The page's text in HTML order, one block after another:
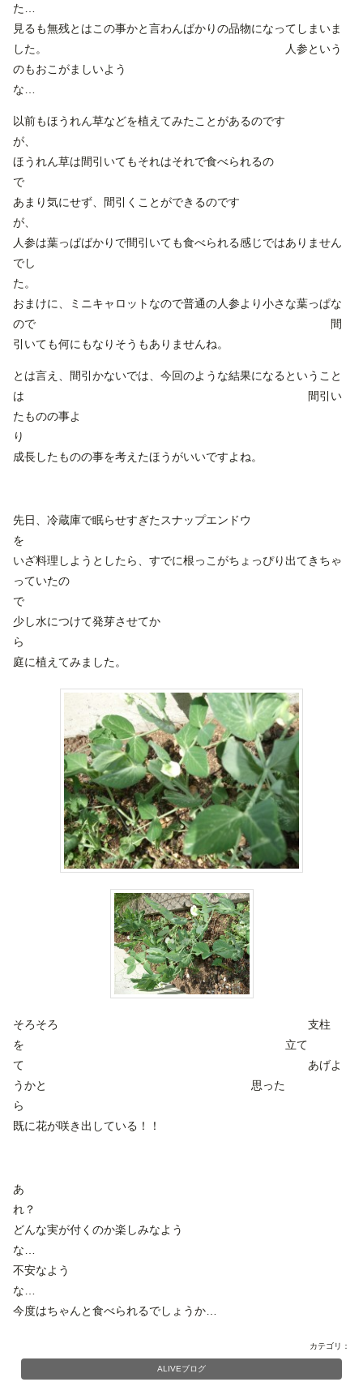
た
見るも無残とはこの事かと言わんばかりの品物になってしまいま
した。 人参という
のもおこがましいよう
な…
以前もほうれん草などを植えてみたことがあるのです
が
ほうれん草は間引いてもそれはそれで食べられるの
あまり気にせず、間引くことができるのです
が
人参は葉っぱばかりで間引いても食べられる感じではありません
でし
た
おまけに、ミニキャロットなので普通の人参より小さな葉っぱな
ので 間
引いても何にもなりそうもありませんね。
とは言え、間引かないでは、今回のような結果になるということ
は 間引い
たものの事よ
成長したものの事を考えたほうがいいですよね。
先日、冷蔵庫で眠らせすぎたスナップエンドウ
いざ料理しようとしたら、すでに根っこがちょっぴり出てきちゃ
っていたの
少し水につけて発芽させてか
庭に植えてみました。
そろそろ 支柱
を 立て
て あげよ
うかと 思った
既に花が咲き出している！！
あ
どんな実が付くのか楽しみなよう
な
不安なよう
今度はちゃんと食べられるでしょうか…
カテゴリ：
ALIVEブログ